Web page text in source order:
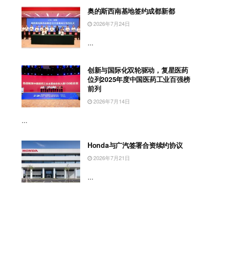
奥的斯西南基地签约成都新都
2026年7月24日
...
创新与国际化双轮驱动，复星医药
位列2025年度中国医药工业百强榜
前列
2026年7月14日
...
Honda与广汽签署合资续约协议
2026年7月21日
...